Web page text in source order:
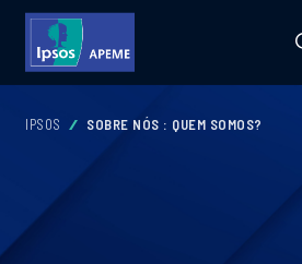
IPSOS SOBRE NÓS : QUEM SOMOS?